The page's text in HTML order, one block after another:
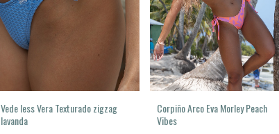
Vede less Vera Texturado zigzag
lavanda
Corpiño Arco Eva Morley Peach
Vibes